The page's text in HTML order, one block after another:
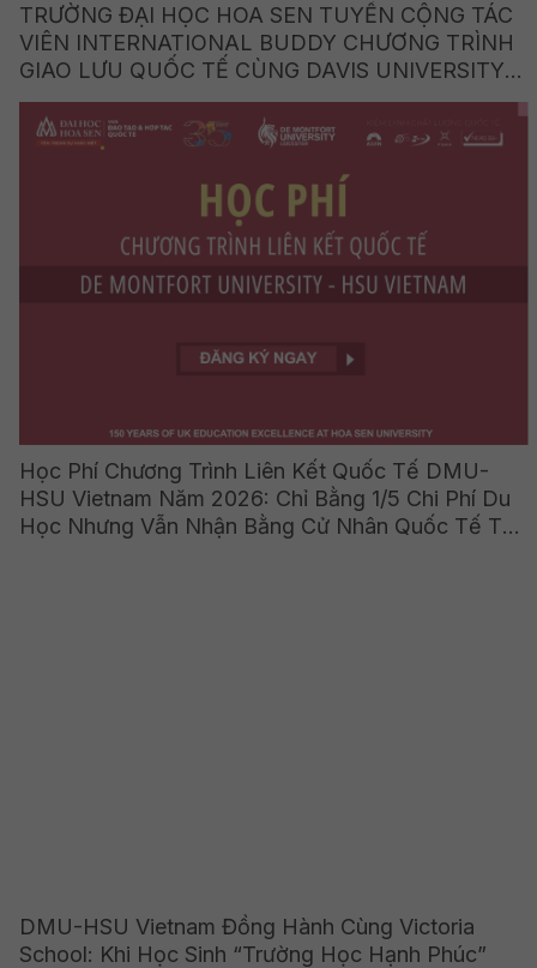
TRƯỜNG ĐẠI HỌC HOA SEN TUYỂN CỘNG TÁC
VIÊN INTERNATIONAL BUDDY CHƯƠNG TRÌNH
GIAO LƯU QUỐC TẾ CÙNG DAVIS UNIVERSITY
(HOA KỲ)
Học Phí Chương Trình Liên Kết Quốc Tế DMU-
HSU Vietnam Năm 2026: Chỉ Bằng 1/5 Chi Phí Du
Học Nhưng Vẫn Nhận Bằng Cử Nhân Quốc Tế Từ
DMU-HSU Vietnam Đồng Hành Cùng Victoria
School: Khi Học Sinh “Trường Học Hạnh Phúc”